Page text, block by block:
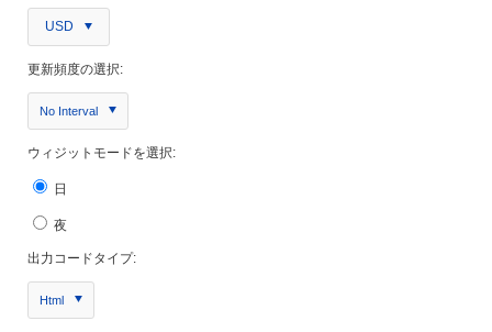
USD
更新頻度の選択:
No Interval
ウィジットモードを選択:
日
夜
出力コードタイプ:
Html